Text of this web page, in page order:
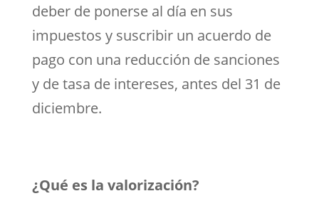
deber de ponerse al día en sus
impuestos y suscribir un acuerdo de
pago con una reducción de sanciones
y de tasa de intereses, antes del 31 de
diciembre.
¿Qué es la valorización?